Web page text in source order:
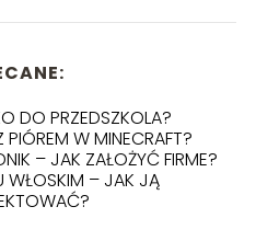
DO PRZEDSZKOLA?
PIÓREM W MINECRAFT?
– JAK ZAŁOŻYĆ FIRME?
WŁOSKIM – JAK JĄ